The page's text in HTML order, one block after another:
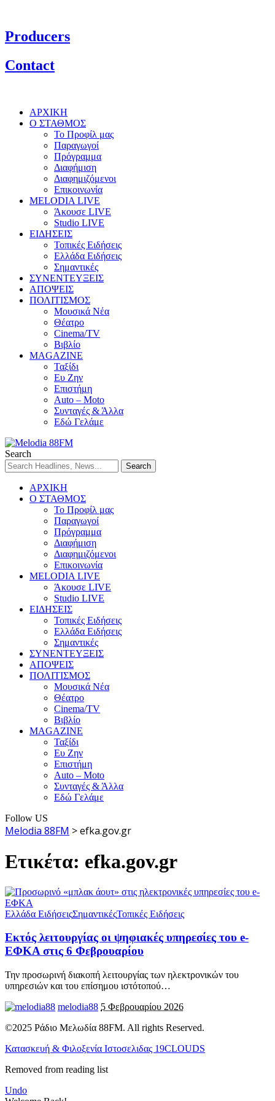
Producers
Contact
ΑΡΧΙΚΗ
Ο ΣΤΑΘΜΟΣ
Το Προφίλ μας
Παραγωγοί
Πρόγραμμα
Διαφήμιση
Διαφημιζόμενοι
Επικοινωνία
MELODIA LIVE
Άκουσε LIVE
Studio LIVE
ΕΙΔΗΣΕΙΣ
Τοπικές Ειδήσεις
Ελλάδα Ειδήσεις
Σημαντικές
ΣΥΝΕΝΤΕΥΞΕΙΣ
ΑΠΟΨΕΙΣ
ΠΟΛΙΤΙΣΜΟΣ
Μουσικά Νέα
Θέατρο
Cinema/TV
Βιβλίο
MAGAZINE
Ταξίδι
Ευ Ζην
Επιστήμη
Auto – Moto
Συνταγές & Άλλα
Εδώ Γελάμε
Search
ΑΡΧΙΚΗ
Ο ΣΤΑΘΜΟΣ
Το Προφίλ μας
Παραγωγοί
Πρόγραμμα
Διαφήμιση
Διαφημιζόμενοι
Επικοινωνία
MELODIA LIVE
Άκουσε LIVE
Studio LIVE
ΕΙΔΗΣΕΙΣ
Τοπικές Ειδήσεις
Ελλάδα Ειδήσεις
Σημαντικές
ΣΥΝΕΝΤΕΥΞΕΙΣ
ΑΠΟΨΕΙΣ
ΠΟΛΙΤΙΣΜΟΣ
Μουσικά Νέα
Θέατρο
Cinema/TV
Βιβλίο
MAGAZINE
Ταξίδι
Ευ Ζην
Επιστήμη
Auto – Moto
Συνταγές & Άλλα
Εδώ Γελάμε
Follow US
Melodia 88FM >efka.gov.gr
Ετικέτα: efka.gov.gr
Ελλάδα ΕιδήσειςΣημαντικέςΤοπικές Ειδήσεις
Εκτός λειτουργίας οι ψηφιακές υπηρεσίες του e-
ΕΦΚΑ στις 6 Φεβρουαρίου
Την προσωρινή διακοπή λειτουργίας των ηλεκτρονικών του
υπηρεσιών και του επίσημου ιστότοπού…
melodia88 5 Φεβρουαρίου 2026
©2025 Ράδιο Μελωδία 88FM. All rights Reserved.
Κατασκευή & Φιλοξενία Ιστοσελιδας 19CLOUDS
Removed from reading list
Undo